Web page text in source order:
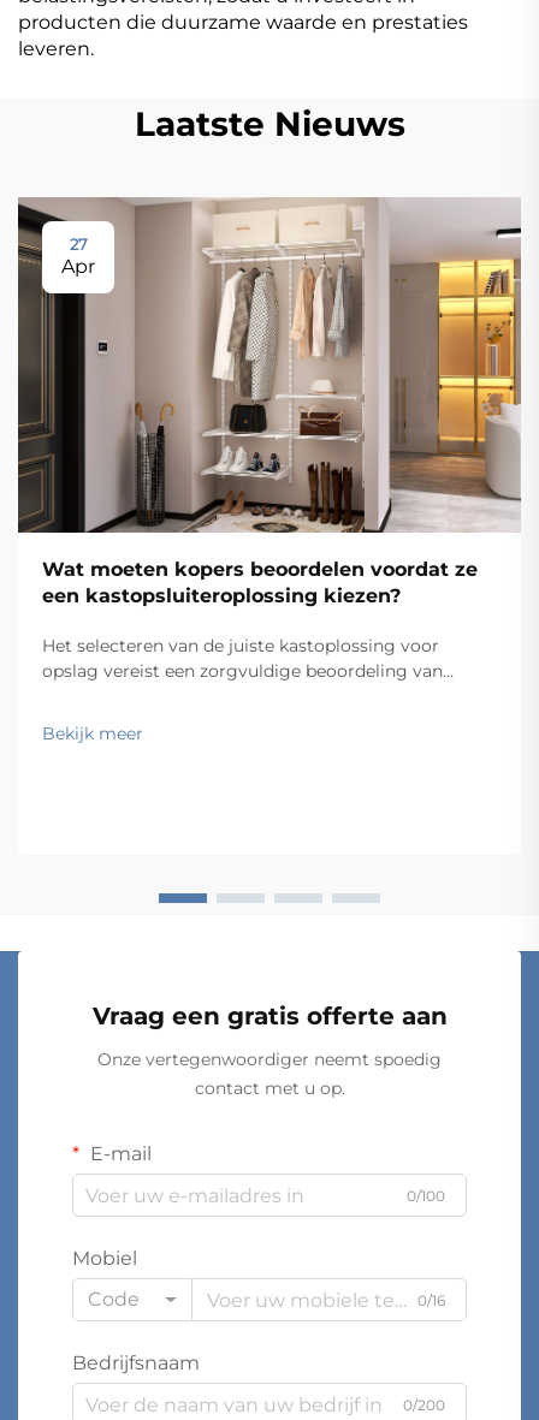
producten die duurzame waarde en prestaties
leveren.
Laatste Nieuws
27
Apr
Wat moeten kopers beoordelen voordat ze
een kastopsluiteroplossing kiezen?
Het selecteren van de juiste kastoplossing voor
opslag vereist een zorgvuldige beoordeling van
functionaliteit, duurzaamheid en
langetermijnvoldoening. Kopers die zich haasten met
Bekijk meer
Vraag een gratis offerte aan
Onze vertegenwoordiger neemt spoedig
contact met u op.
E-mail
0/100
Mobiel
Code
0/16
Bedrijfsnaam
0/200